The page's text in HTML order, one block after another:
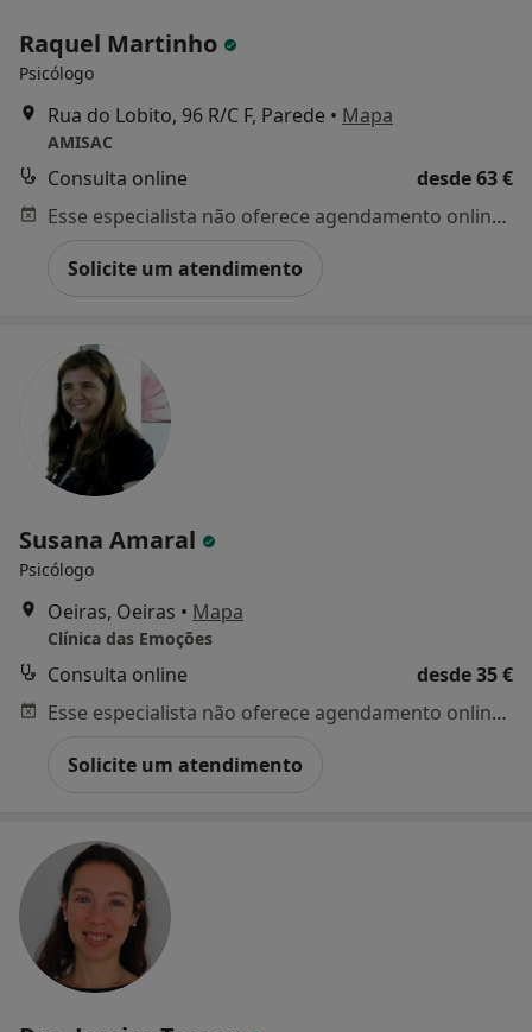
Raquel Martinho
Psicólogo
Rua do Lobito, 96 R/C F, Parede • Mapa
AMISAC
Consulta online
desde 63 €
Esse especialista não oferece agendamento online para esse endereço.
Solicite um atendimento
Susana Amaral
Psicólogo
Oeiras, Oeiras • Mapa
Clínica das Emoções
Consulta online
desde 35 €
Esse especialista não oferece agendamento online para esse endereço.
Solicite um atendimento